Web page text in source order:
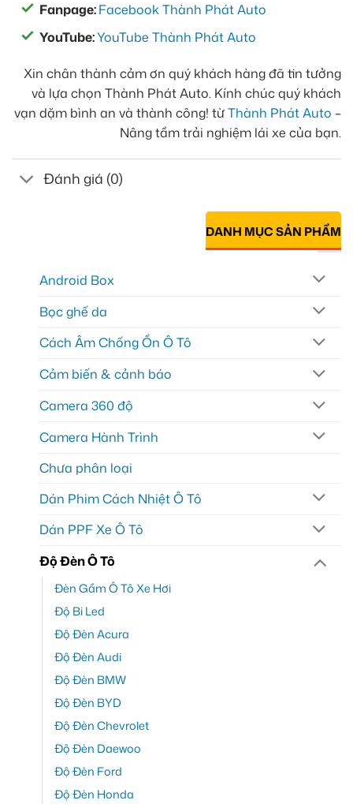
Fanpage:Facebook Thành Phát Auto
YouTube:YouTube Thành Phát Auto
Xin chân thành cảm ơn quý khách hàng đã tin tưởng
và lựa chọn Thành Phát Auto. Kính chúc quý khách
vạn dặm bình an và thành công! từThành Phát Auto –
Nâng tầm trải nghiệm lái xe của bạn.
Đánh giá (0)
DANH MỤC SẢN PHẨM
Android Box
Bọc ghế da
Cách Âm Chống Ồn Ô Tô
Cảm biến & cảnh báo
Camera 360 độ
Camera Hành Trình
Chưa phân loại
Dán Phim Cách Nhiệt Ô Tô
Dán PPF Xe Ô Tô
Độ Đèn Ô Tô
Đèn Gầm Ô Tô Xe Hơi
Độ Bi Led
Độ Đèn Acura
Độ Đèn Audi
Độ Đèn BMW
Độ Đèn BYD
Độ Đèn Chevrolet
Độ Đèn Daewoo
Độ Đèn Ford
Độ Đèn Honda